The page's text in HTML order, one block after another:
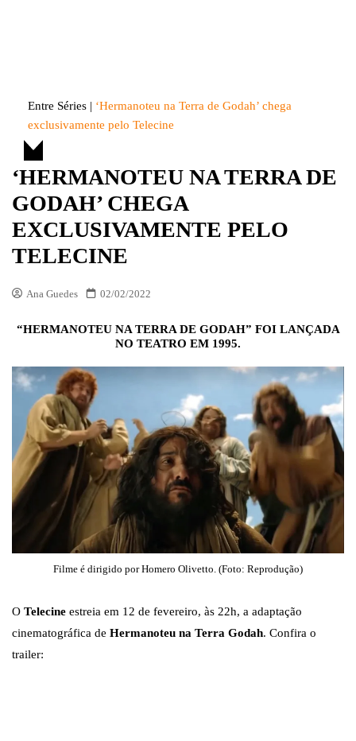
Entre Séries | ‘Hermanoteu na Terra de Godah’ chega
exclusivamente pelo Telecine
‘HERMANOTEU NA TERRA DE
GODAH’ CHEGA
EXCLUSIVAMENTE PELO
TELECINE
Ana Guedes 02/02/2022
“HERMANOTEU NA TERRA DE GODAH” FOI LANÇADA
NO TEATRO EM 1995.
Filme é dirigido por Homero Olivetto. (Foto: Reprodução)
O Telecine estreia em 12 de fevereiro, às 22h, a adaptação
cinematográfica de Hermanoteu na Terra Godah. Confira o
trailer: